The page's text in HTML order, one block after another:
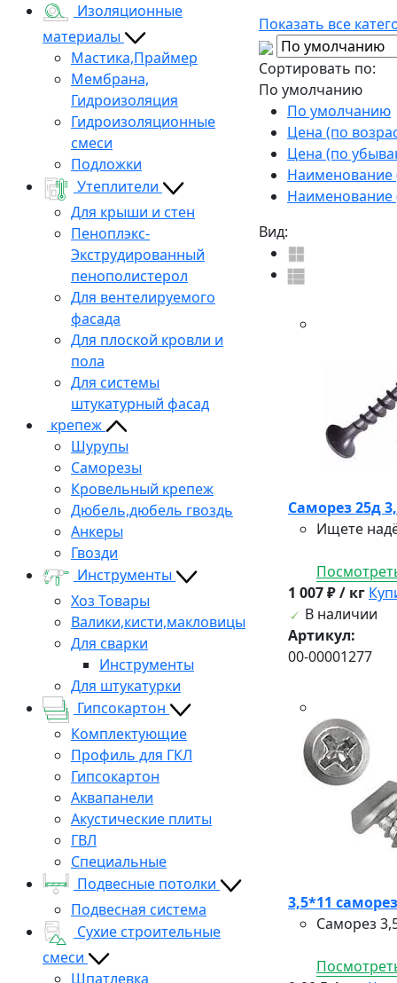
Изоляционные
материалы
Мастика,Праймер
Мембрана,
Гидроизоляция
Гидроизоляционные
смеси
Подложки
Утеплители
Для крыши и стен
Пеноплэкс-
Экструдированный
пенополистерол
Для вентелируемого
фасада
Для плоской кровли и
пола
Для системы
штукатурный фасад
крепеж
Шурупы
Саморезы
Кровельный крепеж
Дюбель,дюбель гвоздь
Анкеры
Гвозди
Инструменты
Хоз Товары
Валики,кисти,макловицы
Для сварки
Инструменты
Для штукатурки
Гипсокартон
Комплектующие
Профиль для ГКЛ
Гипсокартон
Аквапанели
Акустические плиты
ГВЛ
Специальные
Подвесные потолки
Подвесная система
Сухие строительные
смеси
Шпатлевка
Показать все
Сортировать по:
По умолчанию
По умолчанию
Цена (по
Цена (по
Наименование
Наименование
Вид:
Саморез 25д
Ищете
1 007 ₽ / кг
В наличии
Артикул:
00-00001277
3,5*11
Саморез